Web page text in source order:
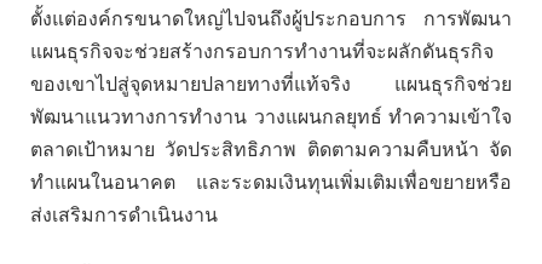
ตั้งแต่องค์กรขนาดใหญ่ไปจนถึงผู้ประกอบการ การพัฒนา
แผนธุรกิจจะช่วยสร้างกรอบการทำงานที่จะผลักดันธุรกิจ
ของเขาไปสู่จุดหมายปลายทางที่แท้จริง แผนธุรกิจช่วย
พัฒนาแนวทางการทำงาน วางแผนกลยุทธ์ ทำความเข้าใจ
ตลาดเป้าหมาย วัดประสิทธิภาพ ติดตามความคืบหน้า จัด
ทำแผนในอนาคต และระดมเงินทุนเพิ่มเติมเพื่อขยายหรือ
ส่งเสริมการดำเนินงาน